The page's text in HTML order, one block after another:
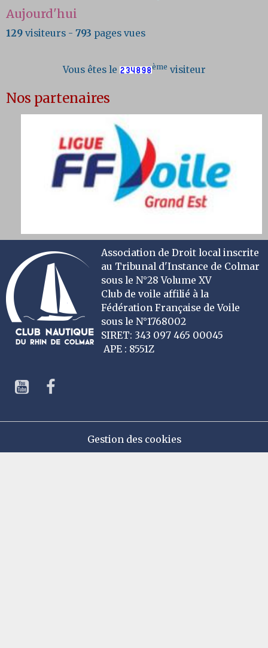
Aujourd'hui
129 visiteurs - 793 pages vues
Vous êtes le ème visiteur
Nos partenaires
Association de Droit local inscrite
au Tribunal d'Instance de Colmar
sous le N°28 Volume XV
Club de voile affilié à la
Fédération Française de Voile
sous le N°1768002
SIRET: 343 097 465 00045
APE : 8551Z
Gestion des cookies